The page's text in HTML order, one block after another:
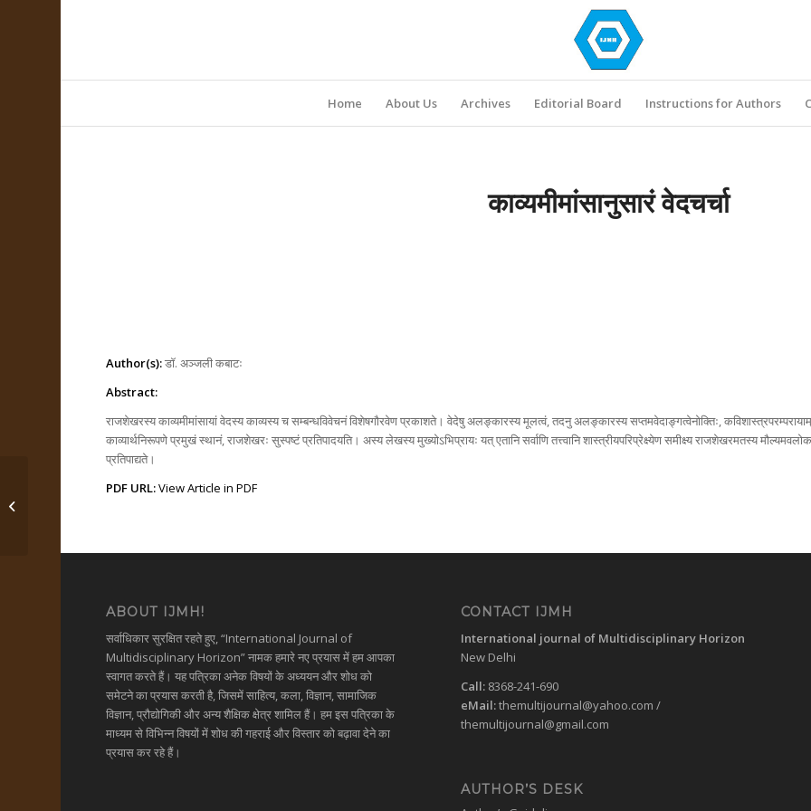
Home About Us Archives Editorial Board Instructions for Authors
काव्यमीमांसानुसारं वेदचर्चा
Author(s):डॉ. अञ्जली कबाटः
Abstract:
राजशेखरस्य काव्यमीमांसायां वेदस्य काव्यस्य च सम्बन्धविवेचनं विशेषगौरवेण प्रकाशते। वेदेषु अलङ्कारस्य मूलत्वं, तदनु अलङ्कारस्य सप्तमवेदाङ्गत्वेनोक्तिः,
काव्यार्थनिरूपणे प्रमुखं स्थानं, राजशेखरः सुस्पष्टं प्रतिपादयति। अस्य लेखस्य मुख्योऽभिप्रायः यत् एतानि सर्वाणि तत्त्वानि शास्त्रीयपरिप्रेक्ष्येण समीक्ष्य राजशेखरमतस्य
प्रतिपाद्यते।
PDF URL:View Article in PDF
ABOUT IJMH!
सर्वाधिकार सुरक्षित रहते हुए, “International Journal of
Multidisciplinary Horizon” नामक हमारे नए प्रयास में हम आपका
स्वागत करते हैं। यह पत्रिका अनेक विषयों के अध्ययन और शोध को
समेटने का प्रयास करती है, जिसमें साहित्य, कला, विज्ञान, सामाजिक
विज्ञान, प्रौद्योगिकी और अन्य शैक्षिक क्षेत्र शामिल हैं। हम इस पत्रिका के
माध्यम से विभिन्न विषयों में शोध की गहराई और विस्तार को बढ़ावा देने का
प्रयास कर रहे हैं।
CONTACT IJMH
International journal of Multidisciplinary Horizon
New Delhi
Call: 8368-241-690
eMail:themultijournal@yahoo.com /
themultijournal@gmail.com
AUTHOR’S DESK